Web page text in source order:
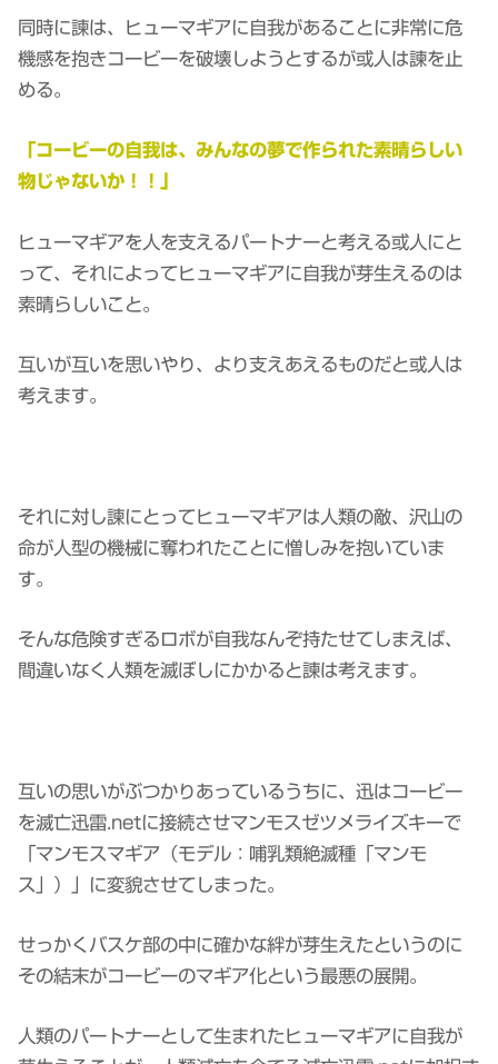
同時に諫は、ヒューマギアに自我があることに非常に危
機感を抱きコービーを破壊しようとするが或人は諫を止
める。
「コービーの自我は、みんなの夢で作られた素晴らしい
物じゃないか！！」
ヒューマギアを人を支えるパートナーと考える或人にと
って、それによってヒューマギアに自我が芽生えるのは
素晴らしいこと。
互いが互いを思いやり、より支えあえるものだと或人は
考えます。
それに対し諫にとってヒューマギアは人類の敵、沢山の
命が人型の機械に奪われたことに憎しみを抱いていま
す。
そんな危険すぎるロボが自我なんぞ持たせてしまえば、
間違いなく人類を滅ぼしにかかると諫は考えます。
互いの思いがぶつかりあっているうちに、迅はコービー
を滅亡迅雷.netに接続させマンモスゼツメライズキーで
「マンモスマギア（モデル：哺乳類絶滅種「マンモ
ス」）」に変貌させてしまった。
せっかくバスケ部の中に確かな絆が芽生えたというのに
その結末がコービーのマギア化という最悪の展開。
人類のパートナーとして生まれたヒューマギアに自我が